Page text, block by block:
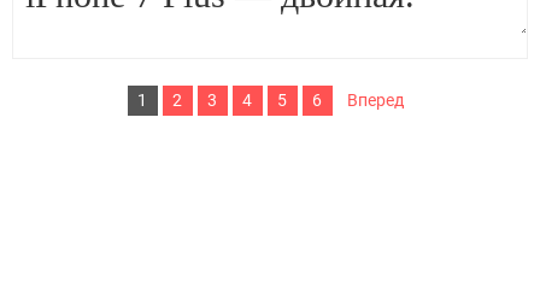
1 2 3 4 5 6 Вперед